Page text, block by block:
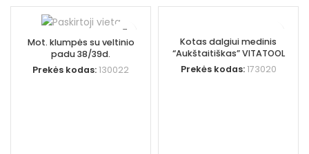
Mot. klumpės su veltinio
padu 38/39d.
Prekės kodas:130022
Kotas dalgiui medinis
“Aukštaitiškas” VITATOOL
Prekės kodas:173020